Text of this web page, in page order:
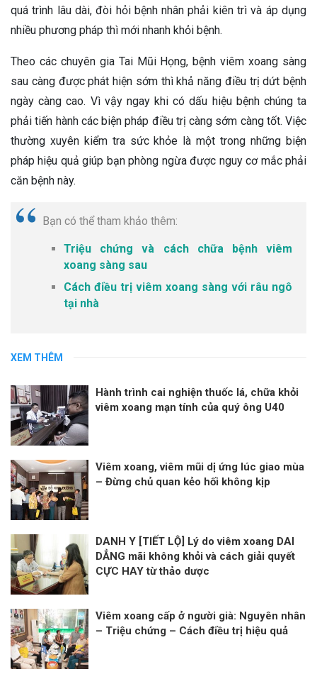
quá trình lâu dài, đòi hỏi bệnh nhân phải kiên trì và áp dụng
nhiều phương pháp thì mới nhanh khỏi bệnh.
Theo các chuyên gia Tai Mũi Họng, bệnh viêm xoang sàng
sau càng được phát hiện sớm thì khả năng điều trị dứt bệnh
ngày càng cao. Vì vậy ngay khi có dấu hiệu bệnh chúng ta
phải tiến hành các biện pháp điều trị càng sớm càng tốt. Việc
thường xuyên kiểm tra sức khỏe là một trong những biện
pháp hiệu quả giúp bạn phòng ngừa được nguy cơ mắc phải
căn bệnh này.
Bạn có thể tham khảo thêm:
Triệu chứng và cách chữa bệnh viêm
xoang sàng sau
Cách điều trị viêm xoang sàng với râu ngô
tại nhà
XEM THÊM
Hành trình cai nghiện thuốc lá, chữa khỏi
viêm xoang mạn tính của quý ông U40
Viêm xoang, viêm mũi dị ứng lúc giao mùa
– Đừng chủ quan kẻo hối không kịp
DANH Y [TIẾT LỘ] Lý do viêm xoang DAI
DẲNG mãi không khỏi và cách giải quyết
CỰC HAY từ thảo dược
Viêm xoang cấp ở người già: Nguyên nhân
– Triệu chứng – Cách điều trị hiệu quả